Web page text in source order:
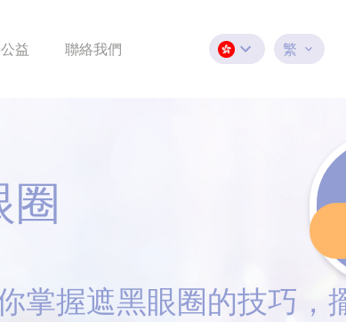
公益 聯絡我們 繁
圈
掌握遮黑眼圈的技巧，